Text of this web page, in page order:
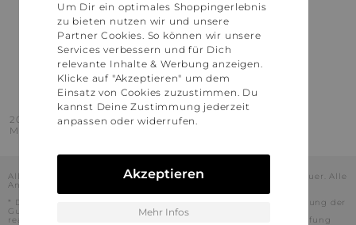
Österreich
Schweiz
France
United States
2016 - 2026 © Stylaholic.
Made for you with love in munich.
Alle Preise inkl. der jeweils geltenden gesetzlichen Mehrwertsteuer. Alle
Angaben ohne Gewähr.
* Die angezeigten Preise beinhalten Rabatte, die durch die Nutzung der
Gutschein-Codes auf den Seiten unserer Partner voraussichtlich
realisiert werden können. Stylaholic führt keine vollständige Prüfung
Um Dir ein optimales Shoppingerlebnis
zu bieten nutzen wir und unsere
Partner Cookies. So können wir unsere
Services verbessern und für Dich
relevante Inhalte & Werbung anzeigen.
Klicke auf "Akzeptieren" um dem
Einsatz von Cookies zuzustimmen. Du
kannst Deine Zustimmung jederzeit
anpassen oder widerrufen.
Akzeptieren
Mehr Infos